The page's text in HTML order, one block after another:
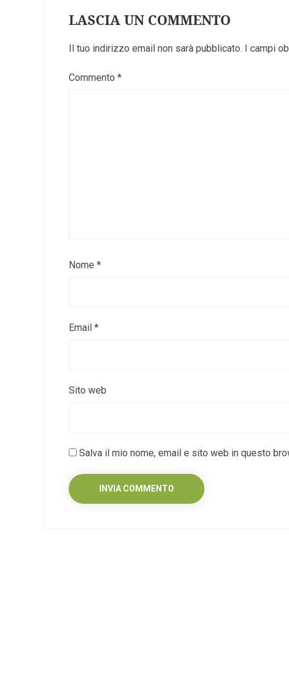
LASCIA UN COMMENTO
Il tuo indirizzo email non sarà pubblicato. I campi
Commento *
Nome *
Email *
Sito web
Salva il mio nome, email e sito web in questo